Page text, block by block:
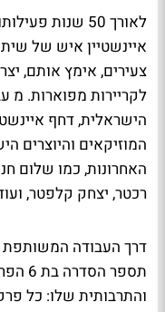
איינשטיין איש של
צעירים, אימץ אותם,
לקריירות מפוארות. מ
הישראלית, דחף
המוזיקאים והיוצרים
האחרונות, כמו שלום
רכטר, יצחק קלפטר,
דרך העבודה המשותפת
והתרבותית שלו: כל